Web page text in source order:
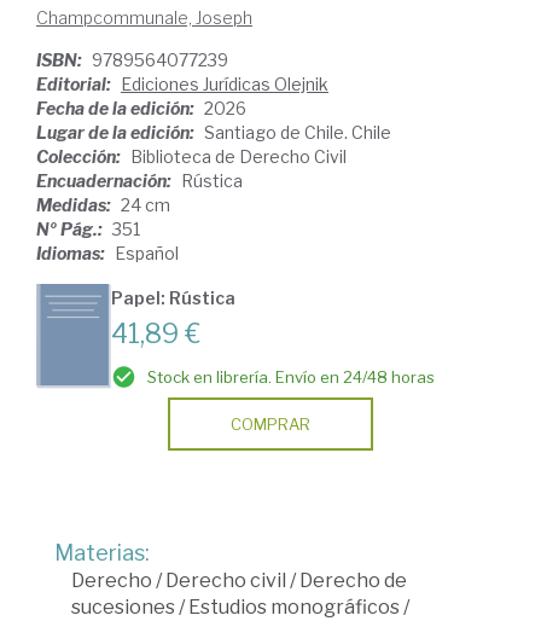
Champcommunale, Joseph
ISBN: 9789564077239
Editorial: Ediciones Jurídicas Olejnik
Fecha de la edición: 2026
Lugar de la edición: Santiago de Chile. Chile
Colección: Biblioteca de Derecho Civil
Encuadernación: Rústica
Medidas: 24 cm
Nº Pág.: 351
Idiomas: Español
Papel: Rústica
41,89 €
Stock en librería. Envío en 24/48 horas
COMPRAR
Materias:
Derecho / Derecho civil / Derecho de
sucesiones/ Estudios monográficos/